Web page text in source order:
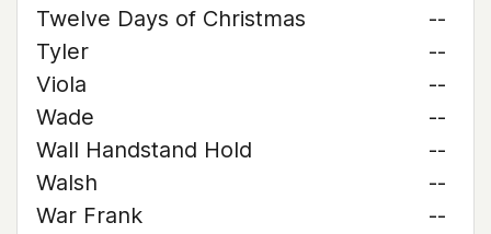
Twelve Days of Christmas
--
Tyler
--
Viola
--
Wade
--
Wall Handstand Hold
--
Walsh
--
War Frank
--